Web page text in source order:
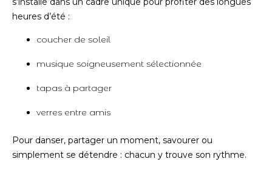
heures d’été :
coucher de soleil
musique soigneusement sélectionnée
tapas à partager
verres entre amis
Pour danser, partager un moment, savourer ou
simplement se détendre : chacun y trouve son rythme.